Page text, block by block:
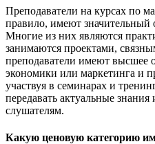
Преподаватели на курсах по
правило, имеют значительный
Многие из них являются
занимаются проектами,
преподаватели имеют высшее
экономики или маркетинга и
участвуя в семинарах и
передавать актуальные
слушателям.
Какую ценовую категорию